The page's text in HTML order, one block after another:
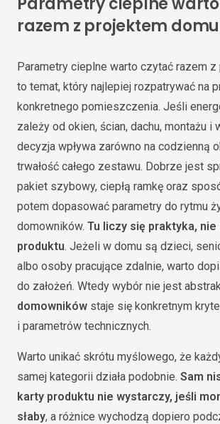
razem z projektem domu
Parametry cieplne warto czytać razem z
to temat, który najlepiej rozpatrywać na
konkretnego pomieszczenia. Jeśli
zależy od okien, ścian, dachu, montażu i
decyzja wpływa zarówno na codzienną
trwałość całego zestawu. Dobrze jest
pakiet szybowy, ciepłą ramkę oraz
potem dopasować parametry do rytmu
domowników. Tu liczy się praktyka, nie
produktu. Jeżeli w domu są dzieci,
albo osoby pracujące zdalnie, warto
do założeń. Wtedy wybór nie jest
domowników staje się konkretnym
i parametrów technicznych.
Warto unikać skrótu myślowego, że
samej kategorii działa podobnie. Sam
karty produktu nie wystarczy, jeśli
słaby, a różnice wychodzą dopiero